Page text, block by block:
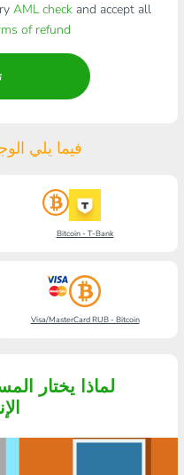
AML checkand accept all
of refund
فيما يلي
Bitcoin - T-Bank
Visa/MasterCard RUB - Bitcoin
لماذا يختار